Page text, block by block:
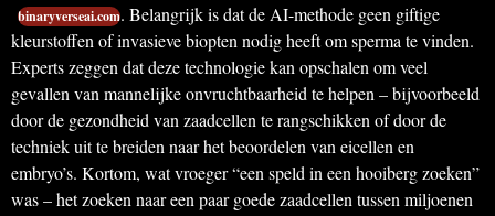
binaryverseai.com. Belangrijk is dat de AI-methode geen giftige
kleurstoffen of invasieve biopten nodig heeft om sperma te vinden.
Experts zeggen dat deze technologie kan opschalen om veel
gevallen van mannelijke onvruchtbaarheid te helpen – bijvoorbeeld
door de gezondheid van zaadcellen te rangschikken of door de
techniek uit te breiden naar het beoordelen van eicellen en
embryo’s. Kortom, wat vroeger “een speld in een hooiberg zoeken”
was – het zoeken naar een paar goede zaadcellen tussen miljoenen